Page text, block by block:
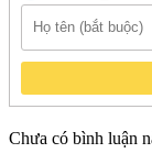
hở, hạn chế
Tương thích
rửa cơ hoặc
Trang bị đầy
đồng bộ với hệ
Chưa có bình luận